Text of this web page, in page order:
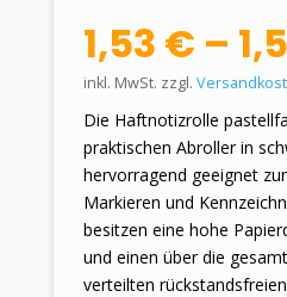
1,53 € –
inkl. MwSt. zzgl.
Die Haftnotizrolle
praktischen Abroller in
hervorragend geeignet
Markieren und
besitzen eine hohe
und einen über die
verteilten